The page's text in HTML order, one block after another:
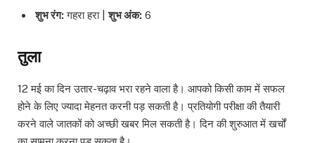
शुभ रंग:गहरा हरा |शुभ अंक: 6
तुला
12 मई का दिन उतार-चढ़ाव भरा रहने वाला है। आपको किसी काम में सफल
होने के लिए ज्यादा मेहनत करनी पड़ सकती है। प्रतियोगी परीक्षा की तैयारी
करने वाले जातकों को अच्छी खबर मिल सकती है। दिन की शुरुआत में खर्चों